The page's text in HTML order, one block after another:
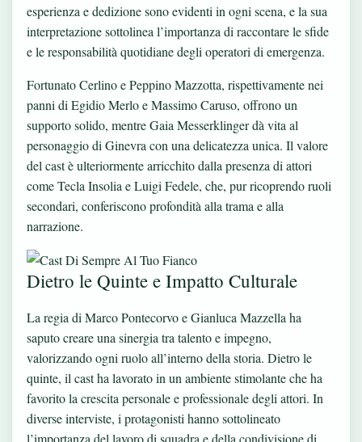
esperienza e dedizione sono evidenti in ogni scena, e la sua
interpretazione sottolinea l’importanza di raccontare le sfide
e le responsabilità quotidiane degli operatori di emergenza.
Fortunato Cerlino e Peppino Mazzotta, rispettivamente nei
panni di Egidio Merlo e Massimo Caruso, offrono un
supporto solido, mentre Gaia Messerklinger dà vita al
personaggio di Ginevra con una delicatezza unica. Il valore
del cast è ulteriormente arricchito dalla presenza di attori
come Tecla Insolia e Luigi Fedele, che, pur ricoprendo ruoli
secondari, conferiscono profondità alla trama e alla
narrazione.
Dietro le Quinte e Impatto Culturale
La regia di Marco Pontecorvo e Gianluca Mazzella ha
saputo creare una sinergia tra talento e impegno,
valorizzando ogni ruolo all’interno della storia. Dietro le
quinte, il cast ha lavorato in un ambiente stimolante che ha
favorito la crescita personale e professionale degli attori. In
diverse interviste, i protagonisti hanno sottolineato
l’importanza del lavoro di squadra e della condivisione di